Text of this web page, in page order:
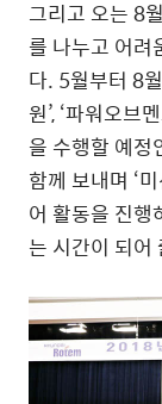
그리고 오는 8
를 나누고 어려
다. 5월부터 8월
원’, ‘파워오브
을 수행할 예정
함께 보내며 ‘
어 활동을 진행
는 시간이 되어